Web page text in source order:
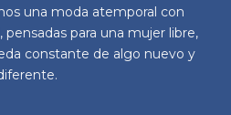
de
producto
una moda atemporal con
pensadas para una mujer libre,
constante de algo nuevo y